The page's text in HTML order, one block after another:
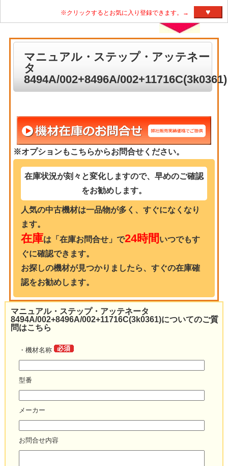
※クリックするとお気に入り登録できます。→ ♥
マニュアル・ステップ・アッテネー
タ
8494A/002+8496A/002+11716C(3k0361)
※オプションもこちらからお問合せください。
在庫状況が刻々と変化しますので、早めのご確認
をお勧めします。
人気の中古機材は一品物が多く、すぐになくなり
ます。
在庫は「在庫お問合せ」で24時間 いつでもす
ぐに確認できます。
お探しの機材が見つかりましたら、すぐの在庫確
認をお勧めします。
マニュアル・ステップ・アッテネータ
8494A/002+8496A/002+11716C(3k0361)についてのご質
問はこちら
・機材名称
型番
メーカー
お問合せ内容